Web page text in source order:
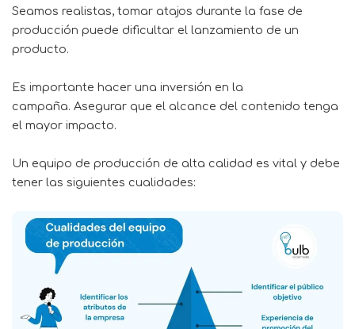
Seamos realistas, tomar atajos durante la fase de
producción puede dificultar el lanzamiento de un
producto.
Es importante hacer una inversión en la
campaña. Asegurar que el alcance del contenido tenga
el mayor impacto.
Un equipo de producción de alta calidad es vital y debe
tener las siguientes cualidades: